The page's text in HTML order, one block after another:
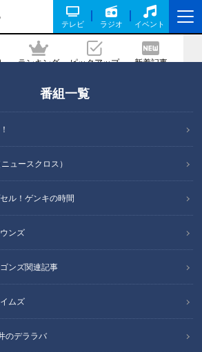
テレビ ラジオ イベント
ランキング ピックアップ 新着記事
番組一覧
ュースクロス）
ル！ゲンキの時間
ンズ
ンズ関連記事
ムズ
のデララバ
3泊4日旅！ 下道830㎞
食旅【道との遭遇】